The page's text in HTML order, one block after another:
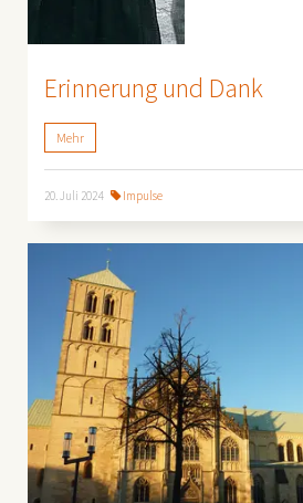
Erinnerung und Dank
Mehr
20. Juli 2024 Impulse